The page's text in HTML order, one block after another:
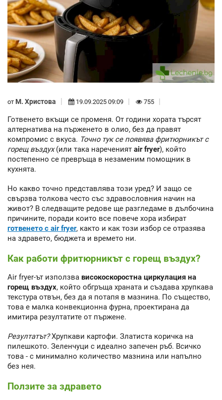
от М. Христова 19.09.2025 09:09 755
Готвенето вкъщи се променя. От години хората търсят
алтернатива на пърженето в олио, без да правят
компромис с вкуса. Точно тук се появява фритюрникът с
горещ въздух(или така нареченият air fryer), който
постепенно се превръща в незаменим помощник в
кухнята.
Но какво точно представлява този уред? И защо се
свързва толкова често със здравословния начин на
живот? В следващите редове ще разгледаме в дълбочина
причините, поради които все повече хора избират
готвенето с air fryer, както и как този избор се отразява
на здравето, бюджета и времето ни.
Как работи фритюрникът с горещ въздух?
Air fryer-ът използва високоскоростна циркулация на
горещ въздух, който обгръща храната и създава хрупкава
текстура отвън, без да я потапя в мазнина. По същество,
това е малка конвекционна фурна, проектирана да
имитира резултатите от пържене.
Резултатът?Хрупкави картофи. Златиста коричка на
пилешкото. Зеленчуци с идеално запечен ръб. Всичко
това - с минимално количество мазнина или напълно
без нея.
Ползите за здравето